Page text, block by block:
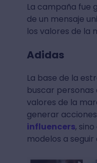
La campaña fue
de un mensaje
los valores de la
Adidas
La base de la
buscar
valores de la
generar
influencers,
modelos a